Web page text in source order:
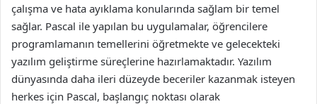
çalışma ve hata ayıklama konularında sağlam bir temel
sağlar. Pascal ile yapılan bu uygulamalar, öğrencilere
programlamanın temellerini öğretmekte ve gelecekteki
yazılım geliştirme süreçlerine hazırlamaktadır. Yazılım
dünyasında daha ileri düzeyde beceriler kazanmak isteyen
herkes için Pascal, başlangıç noktası olarak